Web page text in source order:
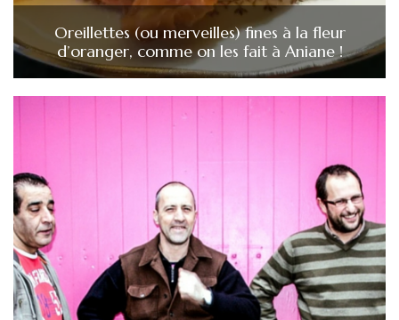
Oreillettes (ou merveilles) fines à la fleur
d’oranger, comme on les fait à Aniane !